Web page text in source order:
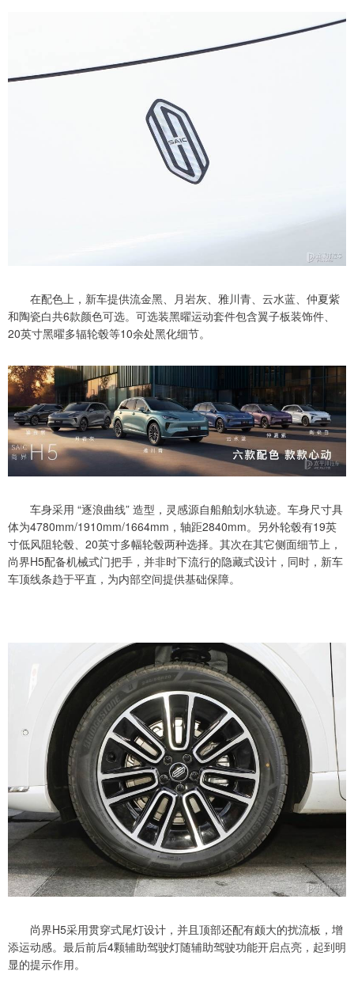
在配色上，新车提供流金黑、月岩灰、雅川青、云水蓝、仲夏紫
和陶瓷白共6款颜色可选。可选装黑曜运动套件包含翼子板装饰件、
20英寸黑曜多辐轮毂等10余处黑化细节。
车身采用 “逐浪曲线” 造型，灵感源自船舶划水轨迹。车身尺寸具
体为4780mm/1910mm/1664mm，轴距2840mm。另外轮毂有19英
寸低风阻轮毂、20英寸多幅轮毂两种选择。其次在其它侧面细节上，
尚界H5配备机械式门把手，并非时下流行的隐藏式设计，同时，新车
车顶线条趋于平直，为内部空间提供基础保障。
尚界H5采用贯穿式尾灯设计，并且顶部还配有颇大的扰流板，增
添运动感。最后前后4颗辅助驾驶灯随辅助驾驶功能开启点亮，起到明
显的提示作用。